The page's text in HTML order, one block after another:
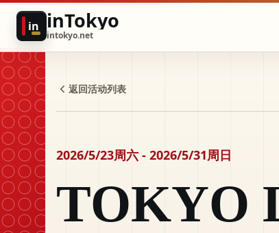
in inTokyo
intokyo.net
返回活动列表
2026/5/23周六 - 2026/5/31周日
TOKYO